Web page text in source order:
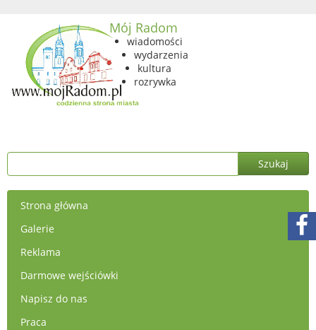
Mój Radom
wiadomości
wydarzenia
kultura
rozrywka
Strona główna
Galerie
Reklama
Darmowe wejściówki
Napisz do nas
Praca